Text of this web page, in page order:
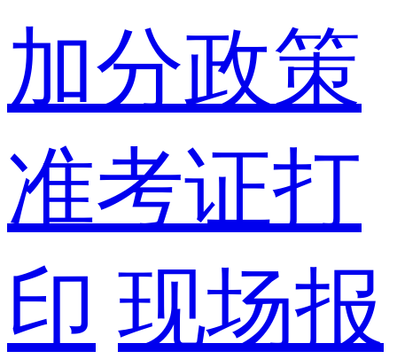
加分政策
准考证打
印 现场报